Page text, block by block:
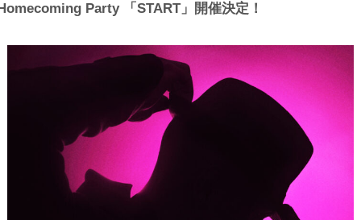
Party 「START」開催決定！